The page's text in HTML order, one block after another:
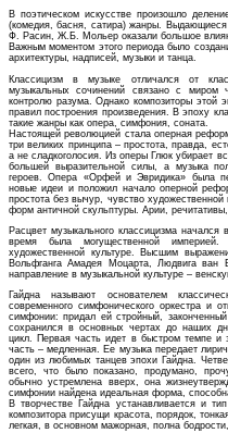
В поэтическом искусстве произошло
(комедия, басня, сатира) жанры. Выдающиеся
Ф. Расин, Ж.Б. Мольер оказали большое
Важным моментом этого периода было
архитектуры, надписей, музыки и танца.
Классицизм в музыке отличался от
музыкальных сочинений связано с миром
контролю разума. Однако композиторы этой
правил построения произведения. В эпоху
такие жанры как опера, симфония, соната.
Настоящей революцией стала оперная
три великих принципа – простота, правда,
а не сладкоголосия. Из оперы Глюк убирает
большей выразительной силы, а музыка
героев. Опера «Орфей и Эвридика» была
новые идеи и положил начало оперной
простота без вычур, чувство
форм античной скульптуры. Арии,
Расцвет музыкального классицизма
время была могущественной
художественной культуре. Высшим
Вольфганга Амадея Моцарта, Людвига ван
направление в музыкальной культуре –
Гайдна называют основателем
современного симфонического оркестра и
симфонии: придал ей стройный,
сохранился в основных чертах до наших
цикл. Первая часть идет в быстром темпе и
часть – медленная. Ее музыка передает
один из любимых танцев эпохи Гайдна.
всего, что было показано, продумано,
обычно устремлена вверх, она
симфонии найдена идеальная форма,
В творчестве Гайдна устанавливается и
композитора присущи красота, порядок,
легкая, в основном мажорная, полна